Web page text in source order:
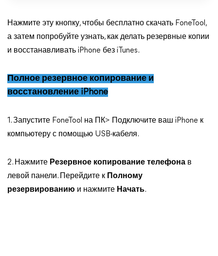
Нажмите эту кнопку, чтобы бесплатно скачать FoneTool,
а затем попробуйте узнать, как делать резервные копии
и восстанавливать iPhone без iTunes.
Полное резервное копирование и
восстановление iPhone
1. Запустите FoneTool на ПК> Подключите ваш iPhone к
компьютеру с помощью USB-кабеля.
2. Нажмите Резервное копирование телефона в
левой панели. Перейдите к
Полному
резервированию и нажмите Начать.